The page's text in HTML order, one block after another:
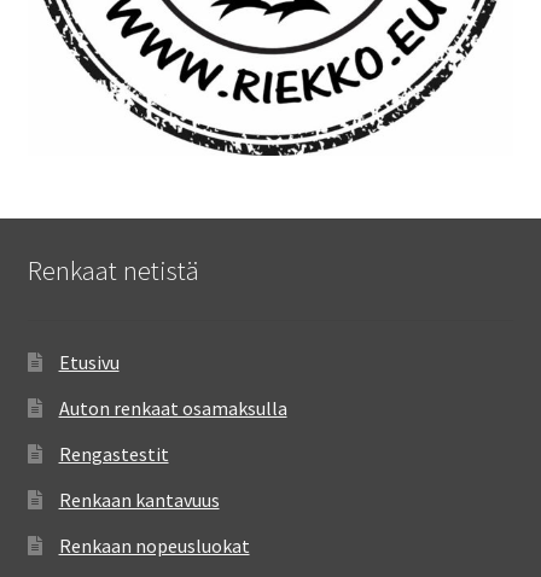
Renkaat netistä
Etusivu
Auton renkaat osamaksulla
Rengastestit
Renkaan kantavuus
Renkaan nopeusluokat